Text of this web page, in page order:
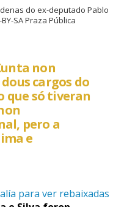
do ex-deputado Pablo
SA Praza Pública
non
cargos do
que só tiveran
pero a
e
para ver rebaixadas